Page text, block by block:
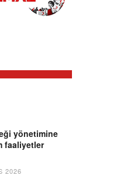
yönetimine
faaliyetler
2026